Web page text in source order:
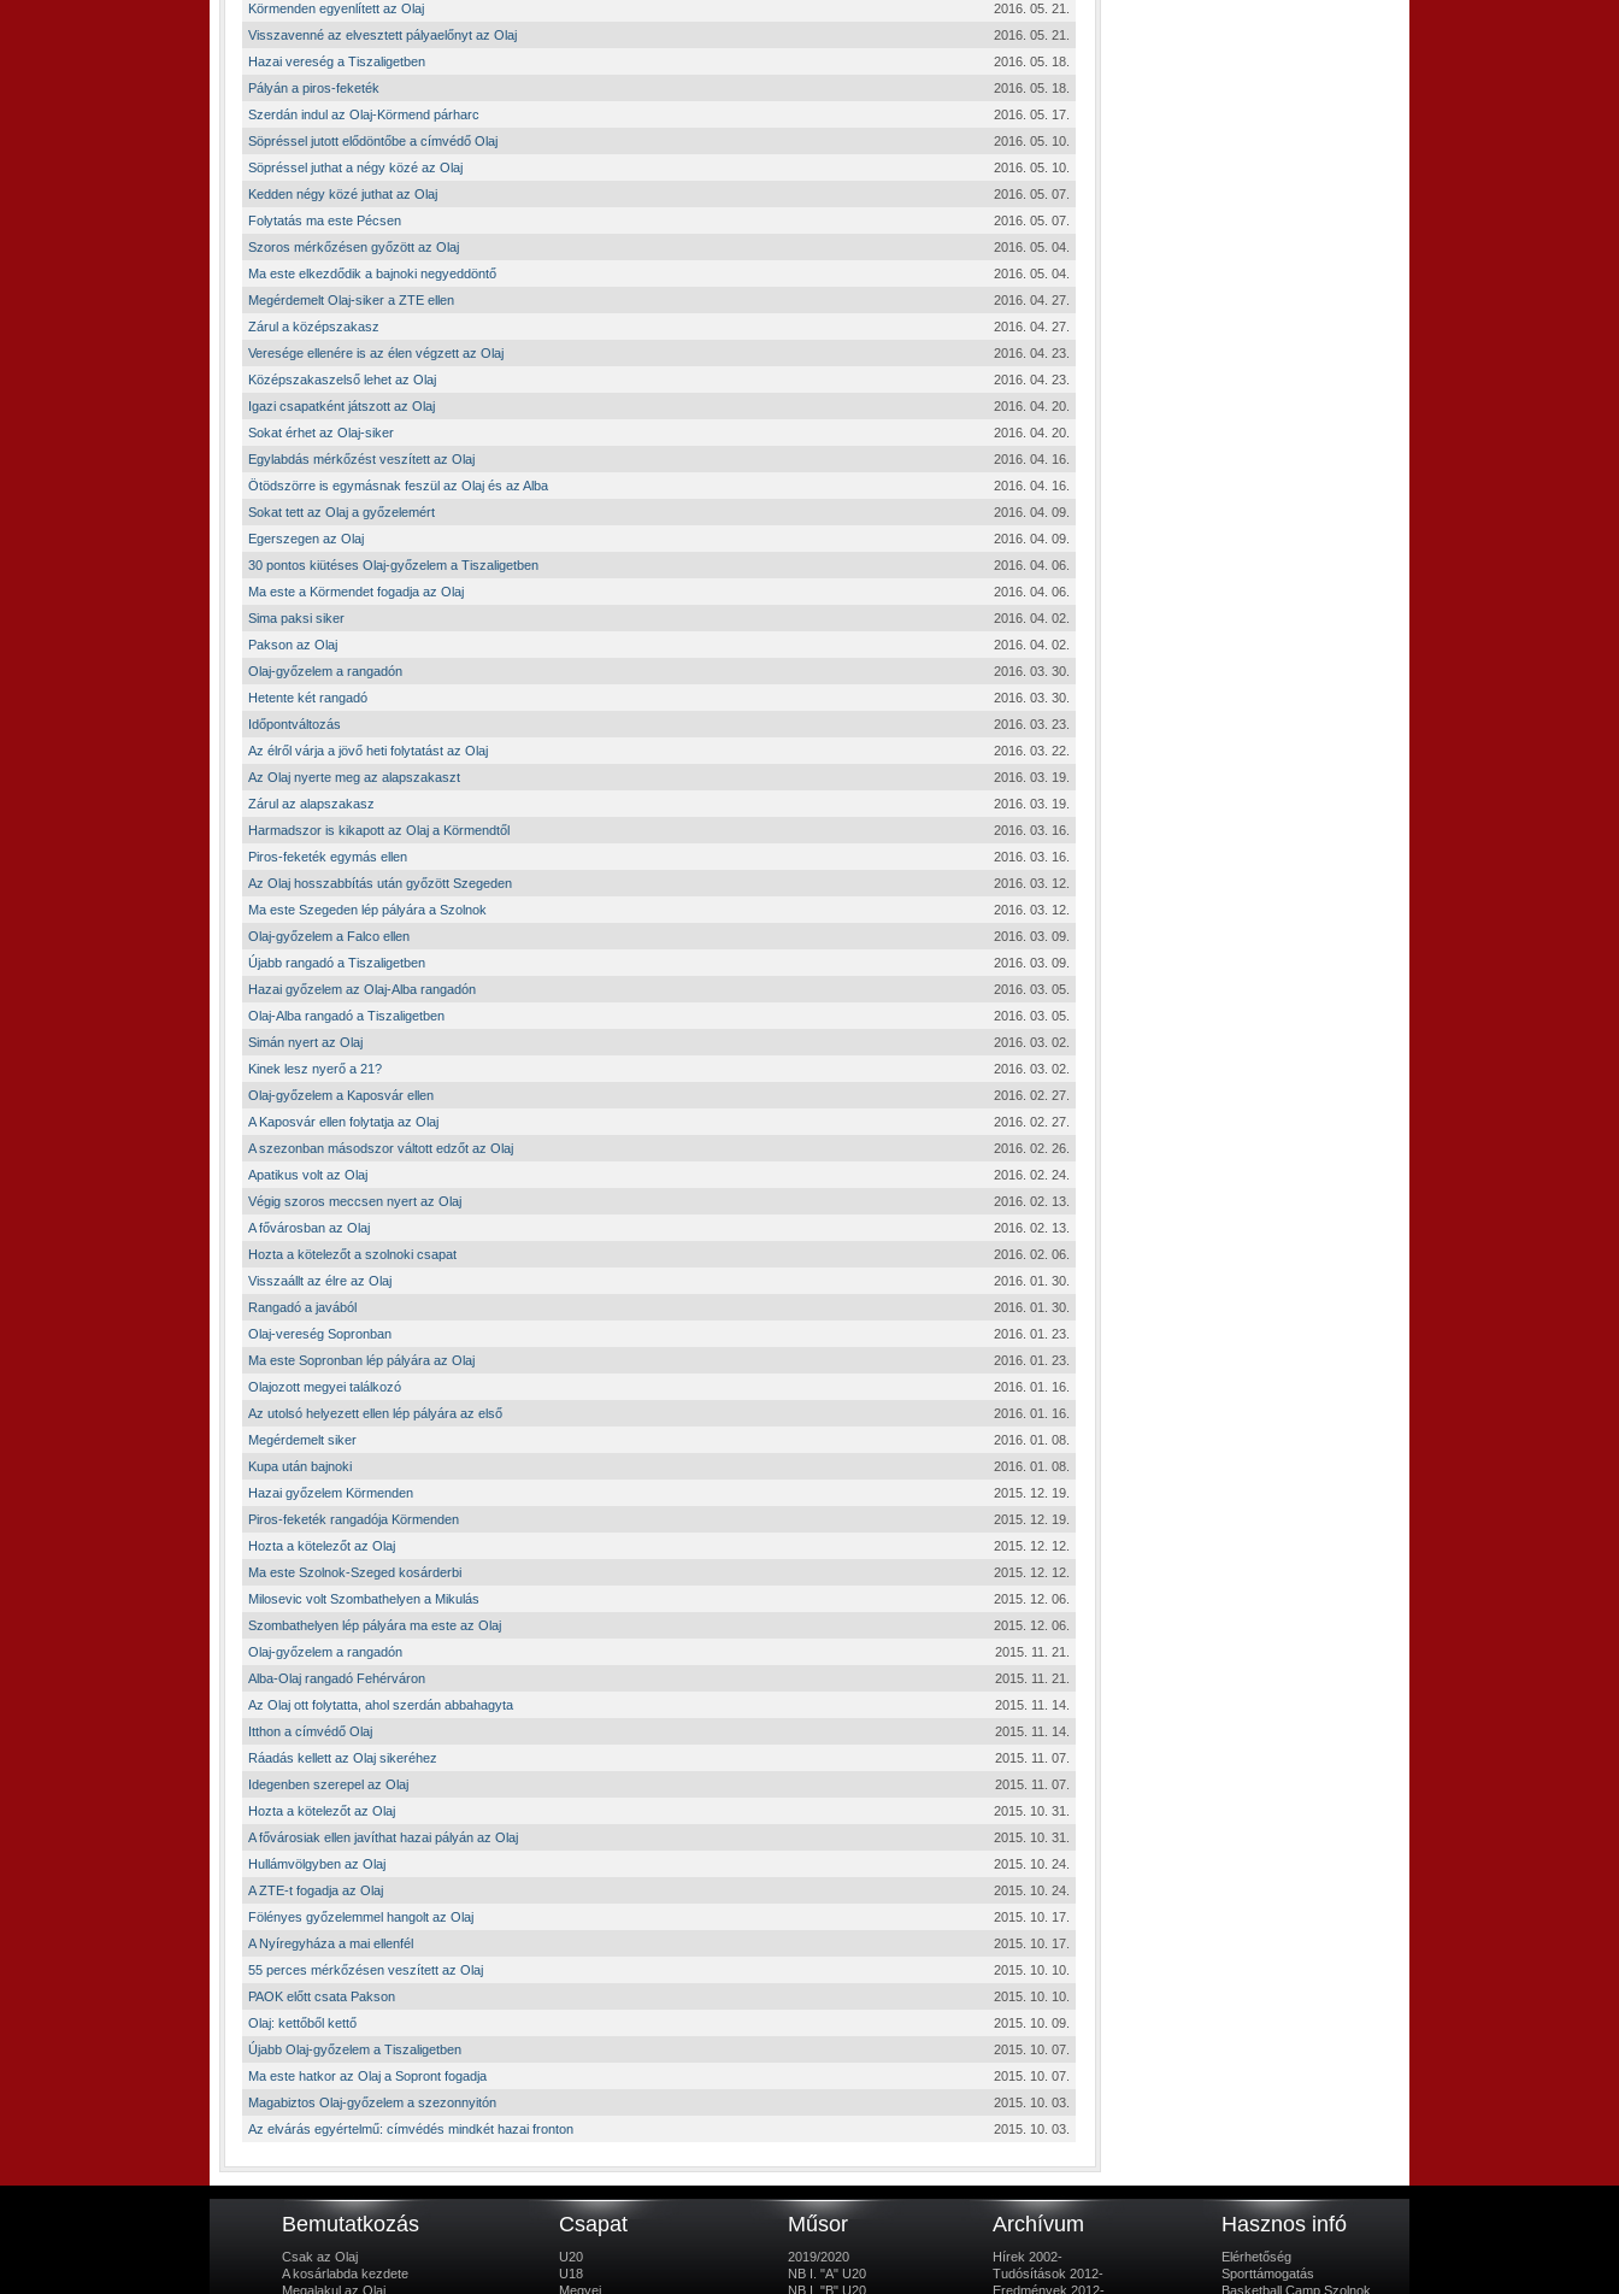
Körmenden egyenlített az Olaj
2016. 05. 21.
Visszavenné az elvesztett pályaelőnyt az Olaj
2016. 05. 21.
Hazai vereség a Tiszaligetben
2016. 05. 18.
Pályán a piros-feketék
2016. 05. 18.
Szerdán indul az Olaj-Körmend párharc
2016. 05. 17.
Söpréssel jutott elődöntőbe a címvédő Olaj
2016. 05. 10.
Söpréssel juthat a négy közé az Olaj
2016. 05. 10.
Kedden négy közé juthat az Olaj
2016. 05. 07.
Folytatás ma este Pécsen
2016. 05. 07.
Szoros mérkőzésen győzött az Olaj
2016. 05. 04.
Ma este elkezdődik a bajnoki negyeddöntő
2016. 05. 04.
Megérdemelt Olaj-siker a ZTE ellen
2016. 04. 27.
Zárul a középszakasz
2016. 04. 27.
Veresége ellenére is az élen végzett az Olaj
2016. 04. 23.
Középszakaszelső lehet az Olaj
2016. 04. 23.
Igazi csapatként játszott az Olaj
2016. 04. 20.
Sokat érhet az Olaj-siker
2016. 04. 20.
Egylabdás mérkőzést veszített az Olaj
2016. 04. 16.
Ötödszörre is egymásnak feszül az Olaj és az Alba
2016. 04. 16.
Sokat tett az Olaj a győzelemért
2016. 04. 09.
Egerszegen az Olaj
2016. 04. 09.
30 pontos kiütéses Olaj-győzelem a Tiszaligetben
2016. 04. 06.
Ma este a Körmendet fogadja az Olaj
2016. 04. 06.
Sima paksi siker
2016. 04. 02.
Pakson az Olaj
2016. 04. 02.
Olaj-győzelem a rangadón
2016. 03. 30.
Hetente két rangadó
2016. 03. 30.
Időpontváltozás
2016. 03. 23.
Az élről várja a jövő heti folytatást az Olaj
2016. 03. 22.
Az Olaj nyerte meg az alapszakaszt
2016. 03. 19.
Zárul az alapszakasz
2016. 03. 19.
Harmadszor is kikapott az Olaj a Körmendtől
2016. 03. 16.
Piros-feketék egymás ellen
2016. 03. 16.
Az Olaj hosszabbítás után győzött Szegeden
2016. 03. 12.
Ma este Szegeden lép pályára a Szolnok
2016. 03. 12.
Olaj-győzelem a Falco ellen
2016. 03. 09.
Újabb rangadó a Tiszaligetben
2016. 03. 09.
Hazai győzelem az Olaj-Alba rangadón
2016. 03. 05.
Olaj-Alba rangadó a Tiszaligetben
2016. 03. 05.
Simán nyert az Olaj
2016. 03. 02.
Kinek lesz nyerő a 21?
2016. 03. 02.
Olaj-győzelem a Kaposvár ellen
2016. 02. 27.
A Kaposvár ellen folytatja az Olaj
2016. 02. 27.
A szezonban másodszor váltott edzőt az Olaj
2016. 02. 26.
Apatikus volt az Olaj
2016. 02. 24.
Végig szoros meccsen nyert az Olaj
2016. 02. 13.
A fővárosban az Olaj
2016. 02. 13.
Hozta a kötelezőt a szolnoki csapat
2016. 02. 06.
Visszaállt az élre az Olaj
2016. 01. 30.
Rangadó a javából
2016. 01. 30.
Olaj-vereség Sopronban
2016. 01. 23.
Ma este Sopronban lép pályára az Olaj
2016. 01. 23.
Olajozott megyei találkozó
2016. 01. 16.
Az utolsó helyezett ellen lép pályára az első
2016. 01. 16.
Megérdemelt siker
2016. 01. 08.
Kupa után bajnoki
2016. 01. 08.
Hazai győzelem Körmenden
2015. 12. 19.
Piros-feketék rangadója Körmenden
2015. 12. 19.
Hozta a kötelezőt az Olaj
2015. 12. 12.
Ma este Szolnok-Szeged kosárderbi
2015. 12. 12.
Milosevic volt Szombathelyen a Mikulás
2015. 12. 06.
Szombathelyen lép pályára ma este az Olaj
2015. 12. 06.
Olaj-győzelem a rangadón
2015. 11. 21.
Alba-Olaj rangadó Fehérváron
2015. 11. 21.
Az Olaj ott folytatta, ahol szerdán abbahagyta
2015. 11. 14.
Itthon a címvédő Olaj
2015. 11. 14.
Ráadás kellett az Olaj sikeréhez
2015. 11. 07.
Idegenben szerepel az Olaj
2015. 11. 07.
Hozta a kötelezőt az Olaj
2015. 10. 31.
A fővárosiak ellen javíthat hazai pályán az Olaj
2015. 10. 31.
Hullámvölgyben az Olaj
2015. 10. 24.
A ZTE-t fogadja az Olaj
2015. 10. 24.
Fölényes győzelemmel hangolt az Olaj
2015. 10. 17.
A Nyíregyháza a mai ellenfél
2015. 10. 17.
55 perces mérkőzésen veszített az Olaj
2015. 10. 10.
PAOK előtt csata Pakson
2015. 10. 10.
Olaj: kettőből kettő
2015. 10. 09.
Újabb Olaj-győzelem a Tiszaligetben
2015. 10. 07.
Ma este hatkor az Olaj a Sopront fogadja
2015. 10. 07.
Magabiztos Olaj-győzelem a szezonnyitón
2015. 10. 03.
Az elvárás egyértelmű: címvédés mindkét hazai fronton
2015. 10. 03.
Bemutatkozás
Csak az Olaj
A kosárlabda kezdete
Megalakul az Olaj
Csapat
U20
U18
Megyei
Műsor
2019/2020
NB I. "A" U20
NB I. "B" U20
Archívum
Hírek 2002-
Tudósítások 2012-
Eredmények 2012-
Hasznos infó
Elérhetőség
Sporttámogatás
Basketball Camp Szolnok